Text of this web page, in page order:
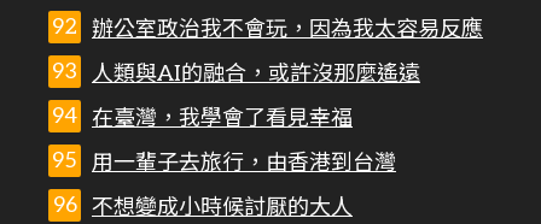
辦公室政治我不會玩，因為我太容易反應
人類與AI的融合，或許沒那麼遙遠
在臺灣，我學會了看見幸福
用一輩子去旅行，由香港到台灣
不想變成小時候討厭的大人